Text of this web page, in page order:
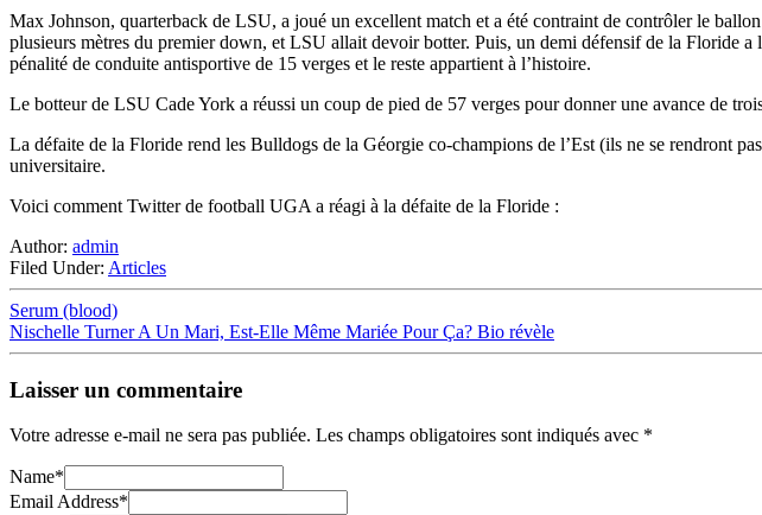
Max Johnson, quarterback de LSU, a joué un excellent match et a été contraint de contrôler le
plusieurs mètres du premier down, et LSU allait devoir botter. Puis, un demi défensif de la Floride
pénalité de conduite antisportive de 15 verges et le reste appartient à l’histoire.
Le botteur de LSU Cade York a réussi un coup de pied de 57 verges pour donner une avance de
La défaite de la Floride rend les Bulldogs de la Géorgie co-champions de l’Est (ils ne se rendront
universitaire.
Voici comment Twitter de football UGA a réagi à la défaite de la Floride :
Author: admin
Filed Under: Articles
Serum (blood)
Nischelle Turner A Un Mari, Est-Elle Même Mariée Pour Ça? Bio révèle
Laisser un commentaire
Votre adresse e-mail ne sera pas publiée. Les champs obligatoires sont indiqués avec *
Name*
Email Address*